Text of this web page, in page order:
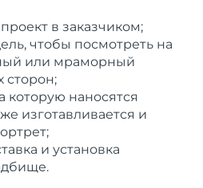
в заказчиком;
чтобы посмотреть на
или мраморный
сторон;
которую наносятся
изготавливается и
и установка